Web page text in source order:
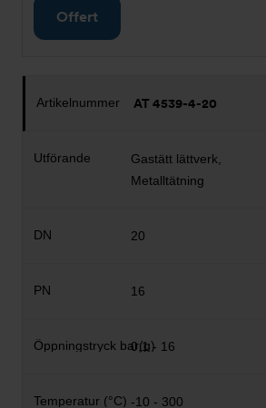
Offert
AT 4539-4-20
Gastätt lättverk,
Metalltätning
20
16
0,1 - 16
-10 - 300